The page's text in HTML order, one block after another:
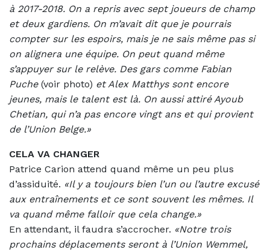
à 2017-2018. On a repris avec sept joueurs de champ
et deux gardiens. On m’avait dit que je pourrais
compter sur les espoirs, mais je ne sais même pas si
on alignera une équipe. On peut quand même
s’appuyer sur le relève. Des gars comme Fabian
Puche (voir photo) et Alex Matthys sont encore
jeunes, mais le talent est là. On aussi attiré Ayoub
Chetian, qui n’a pas encore vingt ans et qui provient
de l’Union Belge.»
CELA VA CHANGER
Patrice Carion attend quand même un peu plus
d’assiduité. «Il y a toujours bien l’un ou l’autre excusé
aux entraînements et ce sont souvent les mêmes. Il
va quand même falloir que cela change.»
En attendant, il faudra s’accrocher. «Notre trois
prochains déplacements seront à l’Union Wemmel,